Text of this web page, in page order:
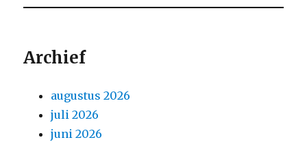
Archief
augustus 2026
juli 2026
juni 2026